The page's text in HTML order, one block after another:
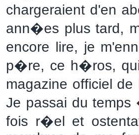
chargeraient d'en
ann�es plus tard,
encore lire, je
p�re, ce h�ros,
magazine officiel
Je passai du
fois r�el et